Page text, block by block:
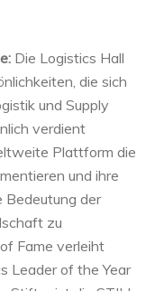
Die Logistics Hall
die sich
und Supply
verdient
Plattform die
und ihre
Bedeutung der
zu
Fame verleiht
Leader of the Year